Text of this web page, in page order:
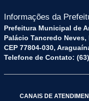
Informações da
Prefeitura Municipal de
Palácio Tancredo Neves,
CEP 77804-030,
Telefone de Contato:
CANAIS DE